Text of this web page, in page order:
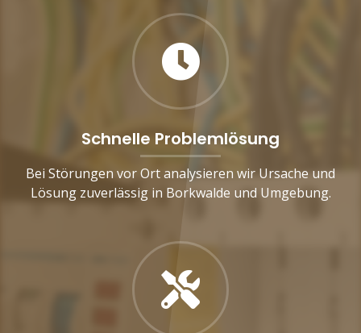
Schnelle Problemlösung
Bei Störungen vor Ort analysieren wir Ursache und
Lösung zuverlässig in Borkwalde und Umgebung.